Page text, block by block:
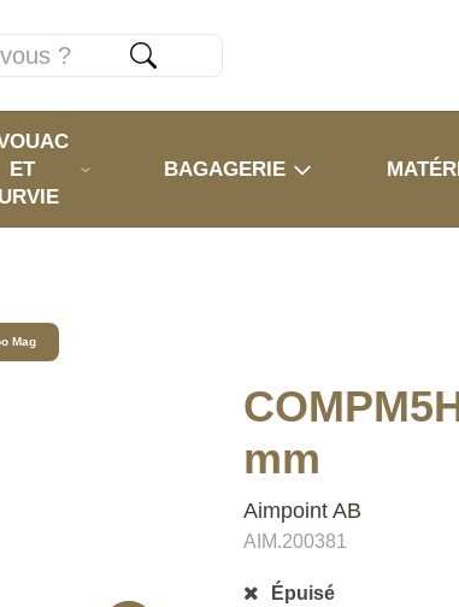
ET
BAGAGERIE
Mag
mm
Aimpoint AB
AIM.200381
Épuisé